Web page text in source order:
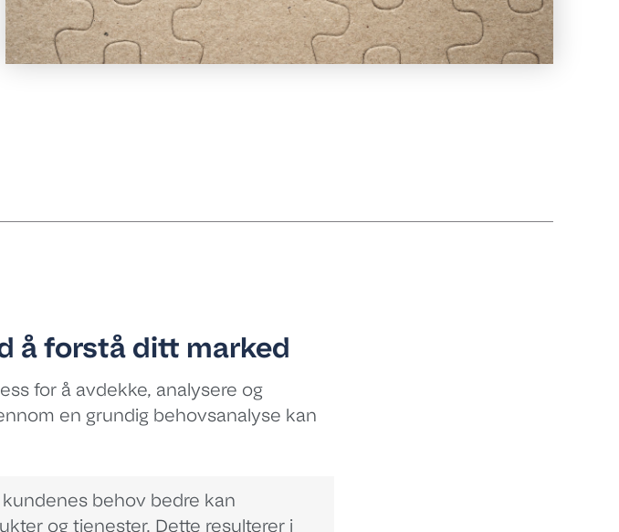
å forstå ditt marked
for å avdekke, analysere og
en grundig behovsanalyse kan
behov bedre kan
og tjenester. Dette resulterer i